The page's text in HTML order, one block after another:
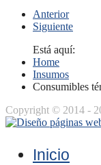
Anterior
Siguiente
Está aquí:
Home
Insumos
Consumibles
Copyright © 2014 -
Inicio